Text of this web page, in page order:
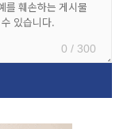
0 / 300